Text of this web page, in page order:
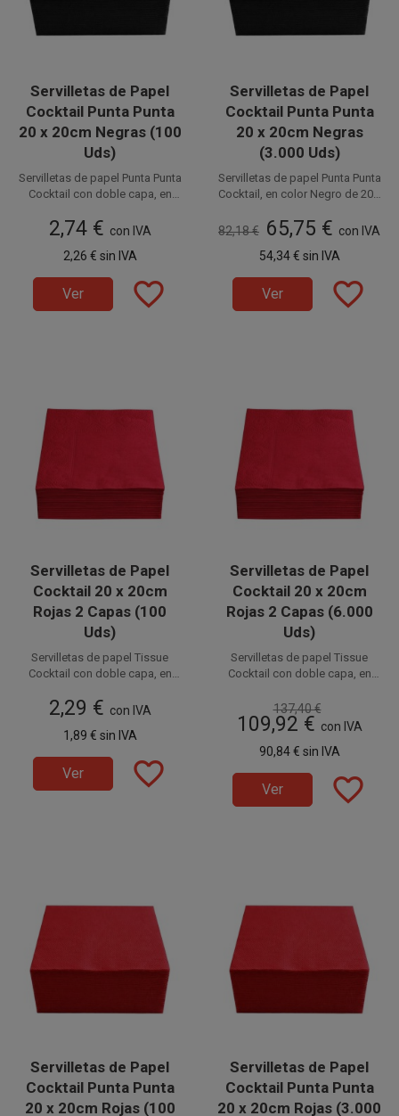
Servilletas de Papel
Cocktail Punta Punta
20 x 20cm Negras (100
Uds)
Servilletas de papel Punta Punta
Cocktail con doble capa, en
10 cm plegadas). Ideales para
Degustaciones, Catering,
Fiestas, Restaurantes,
suaves e higiénicas.
paquetes de 100 unidades.
2,74 € con IVA
2,26 € sin IVA
Ver favorite_border
Servilletas de Papel
Cocktail Punta Punta
20 x 20cm Negras
(3.000 Uds)
Servilletas de papel Punta Punta
Cocktail, en color Negro de 20 x
Ideales para Degustaciones,
Catering, Fiestas, Restaurantes,
Hostelería y Eventos. Prácticas,
de 3.000 unidades, distribuidas
unidades.
82,18 € 65,75 € con IVA
54,34 € sin IVA
Ver favorite_border
Servilletas de Papel
Cocktail 20 x 20cm
Rojas 2 Capas (100
Uds)
Servilletas de papel Tissue
Cocktail con doble capa, en
10 cm plegadas). Ideales para
Degustaciones, Catering,
Fiestas, Restaurantes,
Hostelería y Eventos. Prácticas e
higiénicas.
paquetes de 100 unidades.
2,29 € con IVA
1,89 € sin IVA
Ver favorite_border
Servilletas de Papel
Cocktail 20 x 20cm
Rojas 2 Capas (6.000
Uds)
Servilletas de papel Tissue
Cocktail con doble capa, en
10 cm plegadas). Ideales para
Degustaciones, Catering,
Fiestas, Restaurantes,
Hostelería y Eventos. Prácticas e
higiénicas.
de 6.000 unidades, distribuidas
en 60 paquetes de 100
137,40 €
109,92 € con IVA
90,84 € sin IVA
Ver favorite_border
Servilletas de Papel
Cocktail Punta Punta
20 x 20cm Rojas (100
Servilletas de Papel
Cocktail Punta Punta
20 x 20cm Rojas (3.000